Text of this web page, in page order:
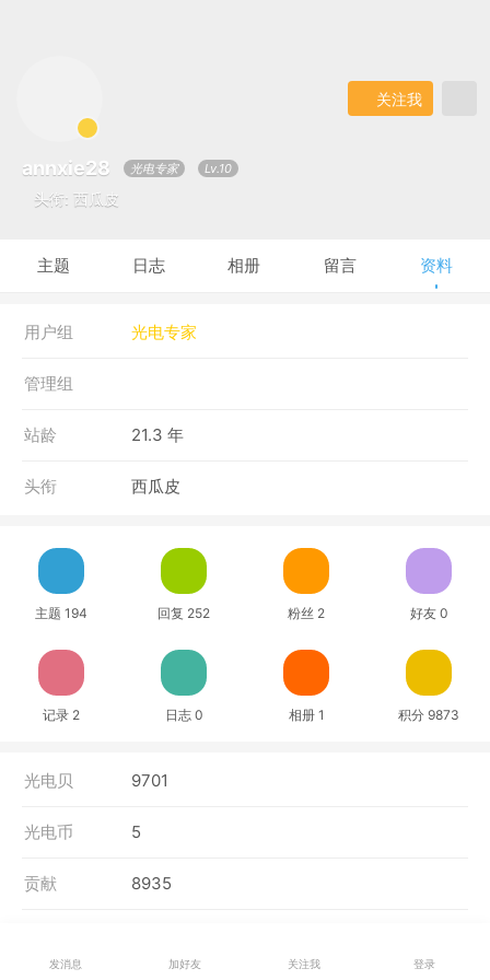
关注我
annxie28 光电专家 Lv.10
头衔: 西瓜皮
主题 日志 相册 留言 资料
用户组 光电专家
管理组
站龄 21.3 年
头衔 西瓜皮
主题 194 回复 252 粉丝 2 好友 0
记录 2 日志 0 相册 1 积分 9873
光电贝 9701
光电币 5
贡献 8935
发消息 加好友 关注我 登录